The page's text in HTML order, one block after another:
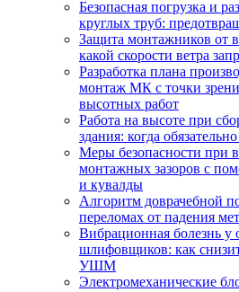
Безопасная погрузка и
круглых труб:
Защита монтажников от
какой скорости ветра
Разработка плана
монтаж МК с точки
высотных работ
Работа на высоте при
здания: когда
Меры безопасности при
монтажных зазоров с
и кувалды
Алгоритм доврачебной
переломах от падения
Вибрационная болезнь у
шлифовщиков: как
УШМ
Электромеханические